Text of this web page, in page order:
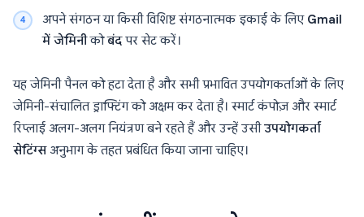
अपने संगठन या किसी विशिष्ट संगठनात्मक इकाई के लिए Gmail
में जेमिनीकोबंदपर सेट करें।
यह जेमिनी पैनल को हटा देता है और सभी प्रभावित उपयोगकर्ताओं के लिए
जेमिनी-संचालित ड्राफ्टिंग को अक्षम कर देता है। स्मार्ट कंपोज़ और स्मार्ट
रिप्लाई अलग-अलग नियंत्रण बने रहते हैं और उन्हें उसीउपयोगकर्ता
सेटिंग्सअनुभाग के तहत प्रबंधित किया जाना चाहिए।